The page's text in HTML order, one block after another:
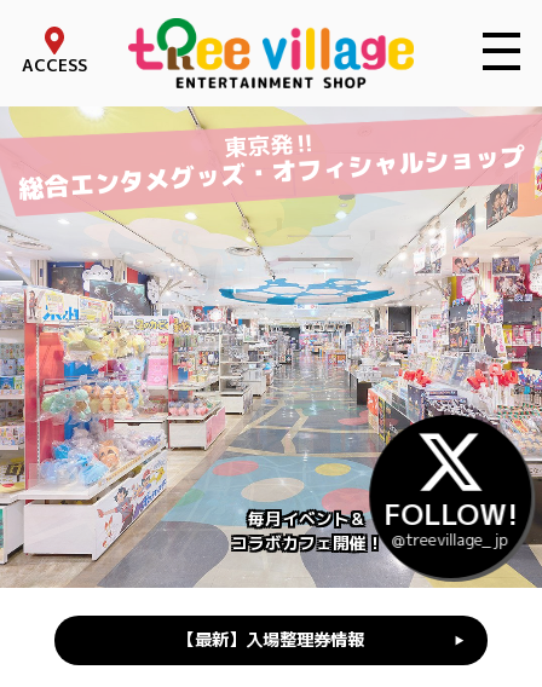
ACCESS toggle
東京発‼
総合エンタメグッズ・オフィシャルショップ
毎月イベント＆
コラボカフェ開催！
FOLLOW!
@treevillage_jp
【最新】入場整理券情報